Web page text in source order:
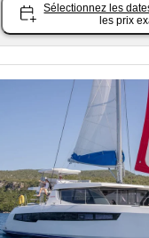
Sélectionnez les
les prix